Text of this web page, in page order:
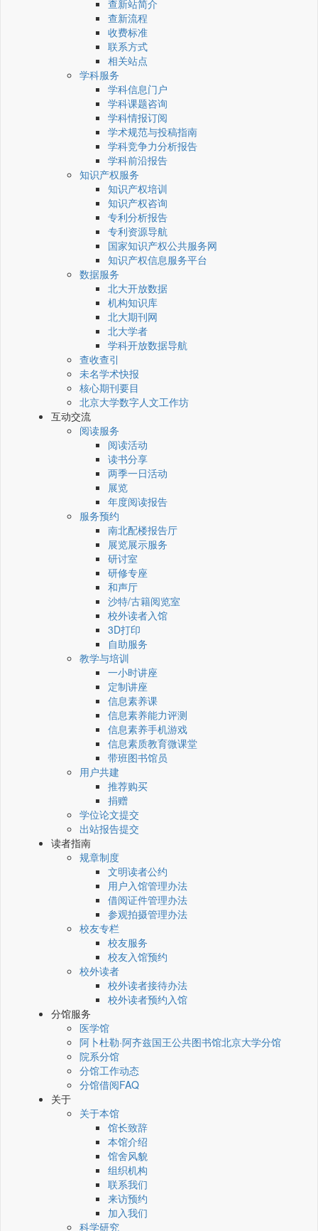
查新站简介
查新流程
收费标准
联系方式
相关站点
学科服务
学科信息门户
学科课题咨询
学科情报订阅
学术规范与投稿指南
学科竞争力分析报告
学科前沿报告
知识产权服务
知识产权培训
知识产权咨询
专利分析报告
专利资源导航
国家知识产权公共服务网
知识产权信息服务平台
数据服务
北大开放数据
机构知识库
北大期刊网
北大学者
学科开放数据导航
查收查引
未名学术快报
核心期刊要目
北京大学数字人文工作坊
互动交流
阅读服务
阅读活动
读书分享
两季一日活动
展览
年度阅读报告
服务预约
南北配楼报告厅
展览展示服务
研讨室
研修专座
和声厅
沙特/古籍阅览室
校外读者入馆
3D打印
自助服务
教学与培训
一小时讲座
定制讲座
信息素养课
信息素养能力评测
信息素养手机游戏
信息素质教育微课堂
带班图书馆员
用户共建
推荐购买
捐赠
学位论文提交
出站报告提交
读者指南
规章制度
文明读者公约
用户入馆管理办法
借阅证件管理办法
参观拍摄管理办法
校友专栏
校友服务
校友入馆预约
校外读者
校外读者接待办法
校外读者预约入馆
分馆服务
医学馆
阿卜杜勒·阿齐兹国王公共图书馆北京大学分馆
院系分馆
分馆工作动态
分馆借阅FAQ
关于
关于本馆
馆长致辞
本馆介绍
馆舍风貌
组织机构
联系我们
来访预约
加入我们
科学研究